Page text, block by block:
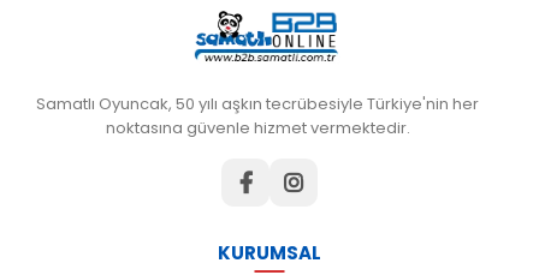
Samatlı Oyuncak, 50 yılı aşkın tecrübesiyle Türkiye'nin her
noktasına güvenle hizmet vermektedir.
KURUMSAL